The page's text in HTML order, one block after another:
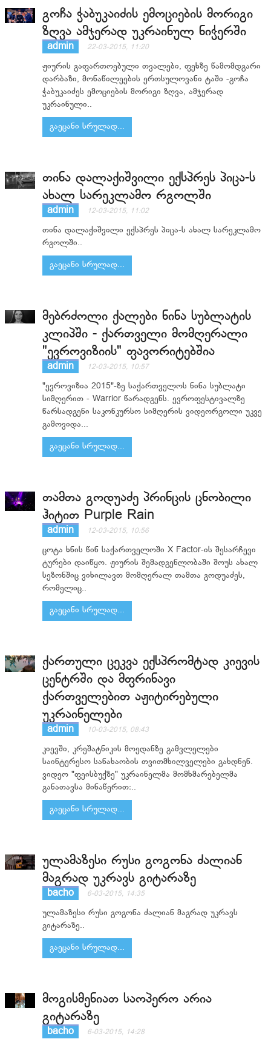
გოჩა ჭაბუკაიძის ემოციების მორიგი
ზღვა ამჯერად უკრაინულ ნიჭერში
admin 22-03-2015, 11:20
ჟიურის გაფართოებული თვალები, ფეხზე წამომდგარი
დარბაზი, მონაწილეების ერთსულოვანი ტაში -გოჩა
ჭაბუკაიძეს ემოციების მორიგი ზღვა, ამჯერად
უკრაინული..
გაეცანი სრულად...
თინა დალაქიშვილი ექსპრეს პიცა-ს
ახალ სარეკლამო რგოლში
admin 12-03-2015, 11:02
თინა დალაქიშვილი ექსპრეს პიცა-ს ახალ სარეკლამო
რგოლში..
გაეცანი სრულად...
მებრძოლი ქალები ნინა სუბლატის
კლიპში - ქართველი მომღერალი
"ევროვიზიის" ფავორიტებშია
admin 12-03-2015, 10:57
"ევროვიზია 2015"-ზე საქართველოს ნინა სუბლატი
სიმღერით - Warrior წარადგენს. ევროფესტივალზე
წარსადგენი საკონკურსო სიმღერის ვიდეორგოლი უკვე
გამოვიდა...
გაეცანი სრულად...
თამთა გოდუაძე პრინცის ცნობილი
ჰიტით Purple Rain
admin 12-03-2015, 10:56
ცოტა ხნის წინ საქართველოში X Factor-ის შესარჩევი
ტურები დაიწყო. ჟიურის შემადგენლობაში შოუს ახალ
სეზონშიც ვიხილავთ მომღერალ თამთა გოდუაძეს,
რომელიც..
გაეცანი სრულად...
ქართული ცეკვა ექსპრომტად კიევის
ცენტრში და მფრინავი
ქართველებით აჟიტირებული
უკრაინელები
admin 10-03-2015, 08:43
კიევში, კრეშატნიკის მოედანზე გამვლელები
საინტერესო სანახაობის თვითმხილველები გახდნენ.
ვიდეო "ფეისბუქზე" უკრაინელმა მომხმარებელმა
განათავსა მინაწერით:..
გაეცანი სრულად...
ულამაზესი რუსი გოგონა ძალიან
მაგრად უკრავს გიტარაზე
bacho 6-03-2015, 14:35
ულამაზესი რუსი გოგონა ძალიან მაგრად უკრავს
გიტარაზე..
გაეცანი სრულად...
მოგისმენიათ საოპერო არია
გიტარაზე
bacho 6-03-2015, 14:28